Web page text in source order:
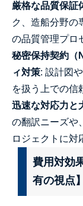
厳格な品質保証
ク、造船分野の
の品質管理プロ
秘密保持契約（
ィ対策: 設計図
を扱う上での信
迅速な対応力と
の翻訳ニーズや
ロジェクトに対
費用対効
有の視点】